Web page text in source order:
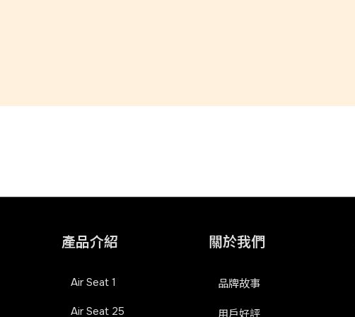
產品介紹
Air Seat 1
Air Seat 25
關於我們
品牌故事
用戶好評